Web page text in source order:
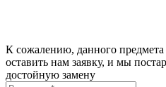
К сожалению, данного
оставить нам заявку, и мы
достойную замену